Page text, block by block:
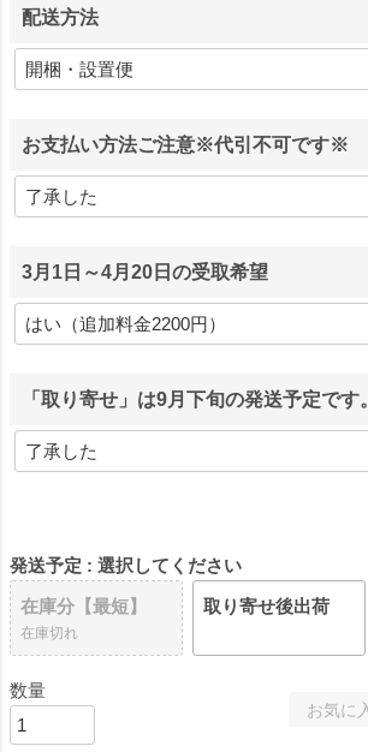
配送方法
お支払い方法ご注意※代引不可です※
3月1日～4月20日の受取希望
「取り寄せ」は9月下旬の発送予定です。
発送予定
選択してください
在庫分【最短】
在庫切れ
取り寄せ後出荷
お気に